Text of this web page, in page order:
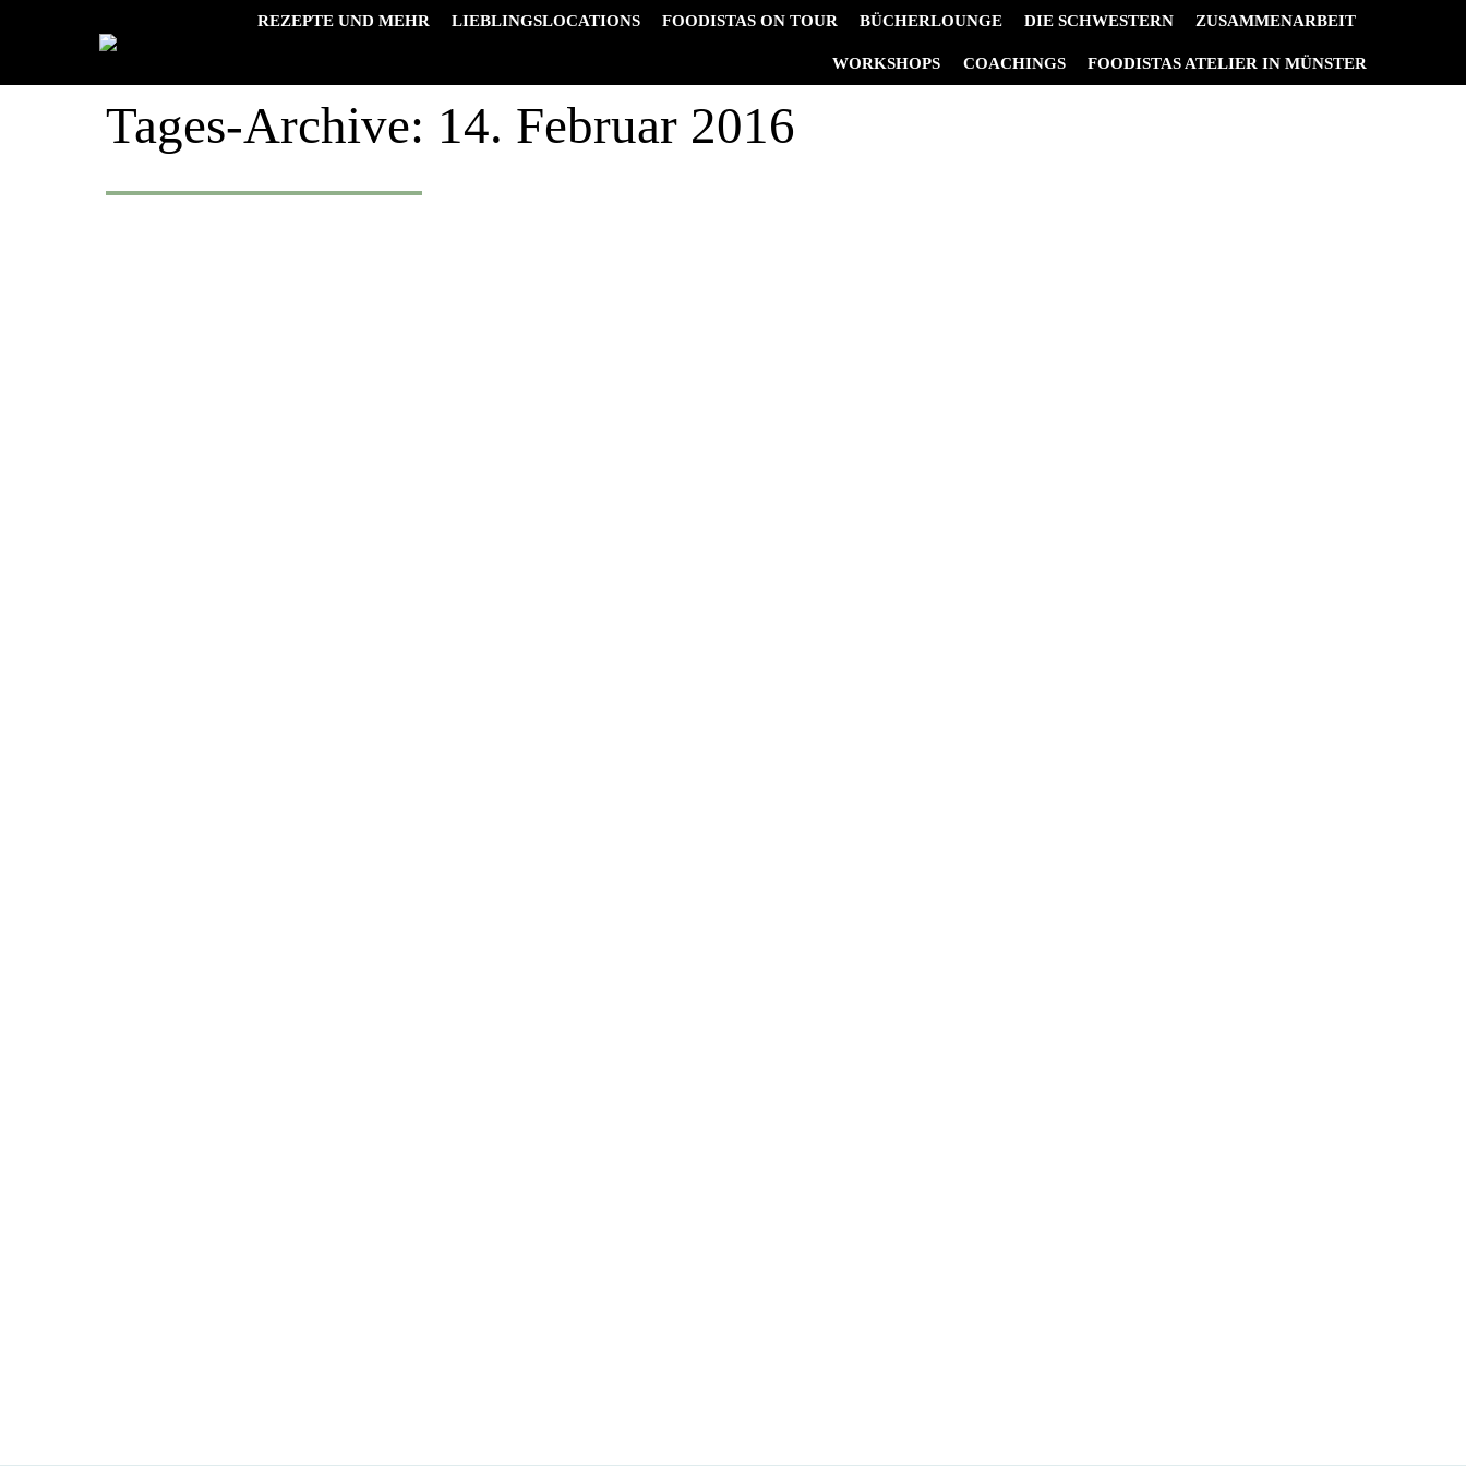
REZEPTE UND MEHR LIEBLINGSLOCATIONS FOODISTAS ON TOUR BÜCHERLOUNGE DIE SCHWESTERN ZUSAMMENARBEIT
WORKSHOPS COACHINGS FOODISTAS ATELIER IN MÜNSTER
Tages-Archive: 14. Februar 2016